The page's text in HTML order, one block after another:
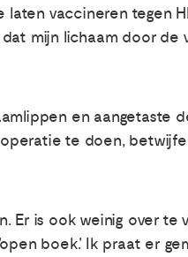
vaccineren tegen
mijn lichaam door de
en aangetaste
te doen,
Er is ook weinig over te
boek'. Ik praat er